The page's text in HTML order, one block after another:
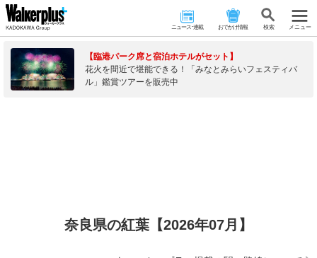
ニュース･連載 おでかけ情報 検 索 メニュー
【臨港パーク席と宿泊ホテルがセット】
花火を間近で堪能できる！「みなとみらいフェスティバ
ル」鑑賞ツアーを販売中
奈良県の紅葉【2026年07月】